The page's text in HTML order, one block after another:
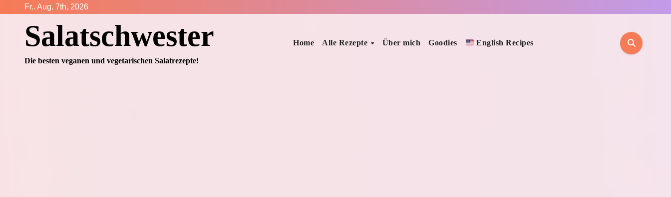
springen
Fr.. Aug. 7th, 2026
Salatschwester
Die besten veganen und vegetarischen Salatrezepte!
Home Alle Rezepte Über mich Goodies English Recipes